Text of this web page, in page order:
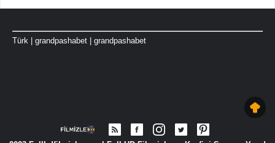
Türk | grandpashabet | grandpashabet